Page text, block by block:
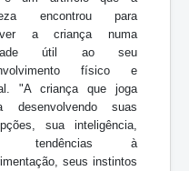
encontrou para
a criança numa
útil ao seu
físico e
"A criança que joga
desenvolvendo suas
sua inteligência,
tendências à
seus instintos